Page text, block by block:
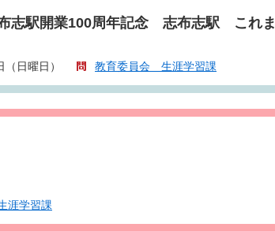
志駅開業100周年記念 志布志駅 これま
日曜日） 教育委員会 生涯学習課
涯学習課